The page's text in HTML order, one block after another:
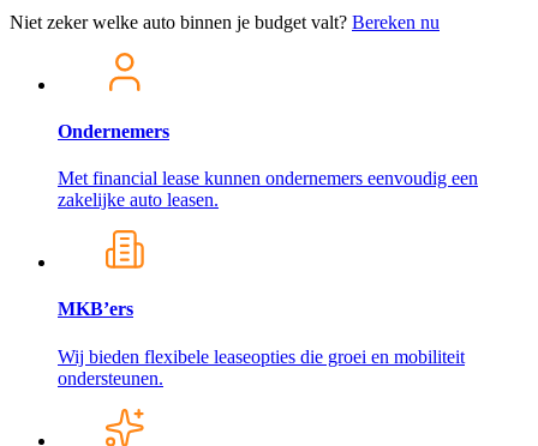
Niet zeker welke auto binnen je budget valt? Bereken nu
Ondernemers
Met financial lease kunnen ondernemers eenvoudig een
zakelijke auto leasen.
MKB’ers
Wij bieden flexibele leaseopties die groei en mobiliteit
ondersteunen.